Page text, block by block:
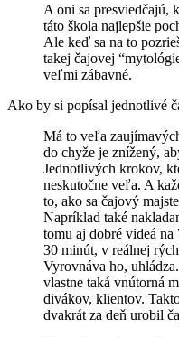
A oni sa presviedčajú,
táto škola najlepšie
Ale keď sa na to
takej čajovej
veľmi zábavné.
Ako by si popísal jednotlivé
Má to veľa
do chyže je znížený,
Jednotlivých krokov,
neskutočne veľa. A
to, ako sa čajový
Napríklad také
tomu aj dobré videá
30 minút, v reálnej
Vyrovnáva ho,
vlastne taká vnútorná
divákov, klientov.
dvakrát za deň urobil